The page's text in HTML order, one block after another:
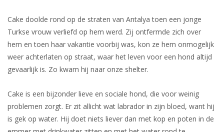
Cake doolde rond op de straten van Antalya toen een jonge
Turkse vrouw verliefd op hem werd. Zij ontfermde zich over
hem en toen haar vakantie voorbij was, kon ze hem onmogelijk
weer achterlaten op straat, waar het leven voor een hond altijd
gevaarlijk is. Zo kwam hij naar onze shelter.
Cake is een bijzonder lieve en sociale hond, die voor weinig
problemen zorgt. Er zit allicht wat labrador in zijn bloed, want hij
is gek op water. Hij doet niets liever dan met kop en poten in de